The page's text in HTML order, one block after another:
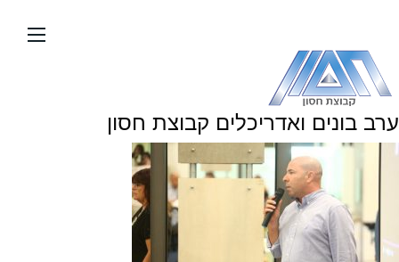
העמוד
ערב בונים ואדריכלים קבוצת חסון